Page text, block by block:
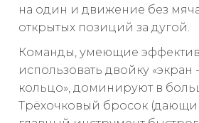
на один и движение без
открытых позиций за дугой.
Команды, умеющие
использовать двойку «экран
кольцо», доминируют в
Трёхочковый бросок